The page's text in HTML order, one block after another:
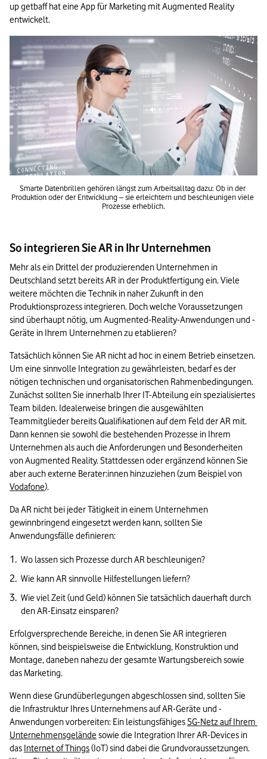
up getbaff hat eine App für Marketing mit Augmented Reality
entwickelt.
Smarte Datenbrillen gehören längst zum Arbeitsalltag dazu: Ob in der
Produktion oder der Entwicklung – sie erleichtern und beschleunigen viele
Prozesse erheblich.
So integrieren Sie AR in Ihr Unternehmen
Mehr als ein Drittel der produzierenden Unternehmen in
Deutschland setzt bereits AR in der Produktfertigung ein. Viele
weitere möchten die Technik in naher Zukunft in den
Produktionsprozess integrieren. Doch welche Voraussetzungen
sind überhaupt nötig, um Augmented-Reality-Anwendungen und -
Geräte in Ihrem Unternehmen zu etablieren?
Tatsächlich können Sie AR nicht ad hoc in einem Betrieb einsetzen.
Um eine sinnvolle Integration zu gewährleisten, bedarf es der
nötigen technischen und organisatorischen Rahmenbedingungen.
Zunächst sollten Sie innerhalb Ihrer IT-Abteilung ein spezialisiertes
Team bilden. Idealerweise bringen die ausgewählten
Teammitglieder bereits Qualifikationen auf dem Feld der AR mit.
Dann kennen sie sowohl die bestehenden Prozesse in Ihrem
Unternehmen als auch die Anforderungen und Besonderheiten
von Augmented Reality. Stattdessen oder ergänzend können Sie
Vodafone).
Da AR nicht bei jeder Tätigkeit in einem Unternehmen
gewinnbringend eingesetzt werden kann, sollten Sie
Anwendungsfälle definieren:
Wo lassen sich Prozesse durch AR beschleunigen?
Wie kann AR sinnvolle Hilfestellungen liefern?
Wie viel Zeit (und Geld) können Sie tatsächlich dauerhaft durch
den AR-Einsatz einsparen?
Erfolgversprechende Bereiche, in denen Sie AR integrieren
können, sind beispielsweise die Entwicklung, Konstruktion und
Montage, daneben nahezu der gesamte Wartungsbereich sowie
das Marketing.
Wenn diese Grundüberlegungen abgeschlossen sind, sollten Sie
die Infrastruktur Ihres Unternehmens auf AR-Geräte und -
Anwendungen vorbereiten: Ein leistungsfähiges 5G-Netz auf Ihrem
Unternehmensgelände sowie die Integration Ihrer AR-Devices in
das Internet of Things (IoT) sind dabei die Grundvoraussetzungen.